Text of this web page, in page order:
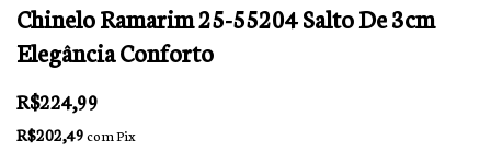
Chinelo Ramarim 25-55204 Salto De 3cm
Elegância Conforto
R$224,99
R$202,49comPix